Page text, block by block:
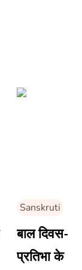
Sanskruti
बाल दिवस-
प्रतिभा के